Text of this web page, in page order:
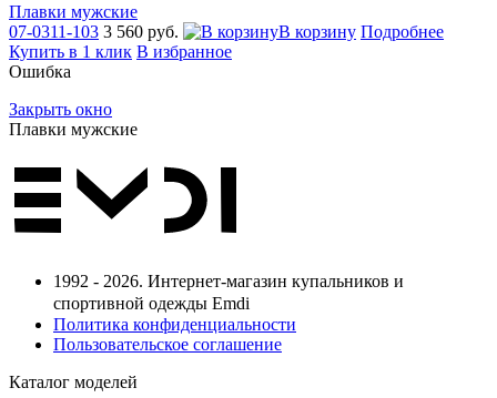
Плавки мужские
07-0311-103 3 560 руб. В корзину Подробнее
Купить в 1 клик В избранное
Ошибка
Закрыть окно
Плавки мужские
1992 - 2026. Интернет-магазин купальников и
спортивной одежды Emdi
Политика конфиденциальности
Пользовательское соглашение
Каталог моделей